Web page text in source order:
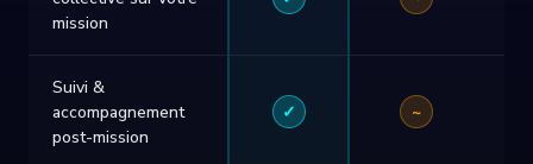
mission
Suivi &
accompagnement
post-mission
✓ ~